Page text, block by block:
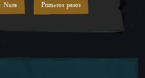
Nura Primeros pasos